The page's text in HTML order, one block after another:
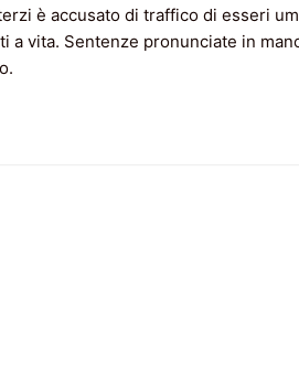
è accusato di traffico di esseri
a vita. Sentenze pronunciate in